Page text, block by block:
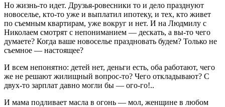
Но жизнь-то идет. Друзья-ровесники то и дело празднуют
новоселье, кто-то уже и выплатил ипотеку, и тех, кто живет
по съемным квартирам, уже вокруг и нет. И на Людмилу с
Николаем смотрят с непониманием — дескать, а вы-то чего
думаете? Когда ваше новоселье праздновать будем? Только не
съемное — настоящее?
И всем непонятно: детей нет, деньги есть, оба работают, чего
же не решают жилищный вопрос-то? Чего откладывают? С
двух-то зарплат давно могли бы — ого-го!..
И мама подливает масла в огонь — мол, женщине в любом